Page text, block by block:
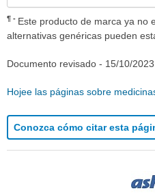
¶
Este producto de marca ya no
alternativas genéricas pueden
Documento revisado - 15/10/2023
Hojee las páginas sobre
Conozca cómo citar esta